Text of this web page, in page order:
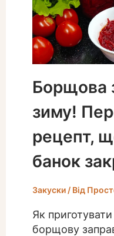
Борщова
зиму!
рецепт,
банок
Закуски/ Від
Як
борщову